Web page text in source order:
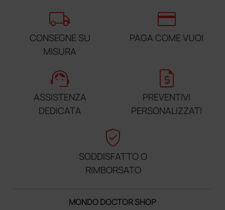
local_shipping
CONSEGNE SU
MISURA
credit_card
PAGA COME VUOI
support_agent
ASSISTENZA
DEDICATA
request_quote
PREVENTIVI
PERSONALIZZATI
verified_user
SODDISFATTO O
RIMBORSATO
MONDO DOCTOR SHOP